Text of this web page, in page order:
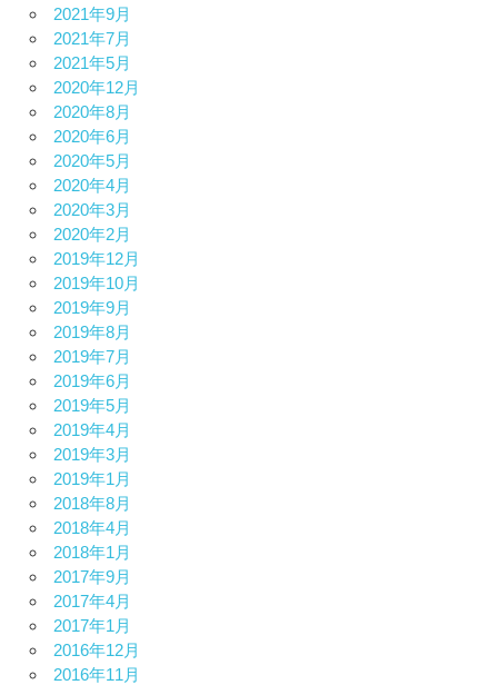
2021年9月
2021年7月
2021年5月
2020年12月
2020年8月
2020年6月
2020年5月
2020年4月
2020年3月
2020年2月
2019年12月
2019年10月
2019年9月
2019年8月
2019年7月
2019年6月
2019年5月
2019年4月
2019年3月
2019年1月
2018年8月
2018年4月
2018年1月
2017年9月
2017年4月
2017年1月
2016年12月
2016年11月